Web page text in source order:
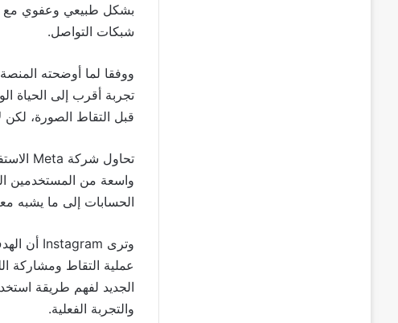
بشكل طبيعي وعفوي مع
شبكات التواصل.
ووفقا لما أوضحته
تجربة أقرب إلى الحياة
قبل التقاط الصورة،
تحاول شركة Meta
واسعة من المستخدمين
الحسابات إلى ما يشبه
وترى Instagram
عملية التقاط ومشاركة
الجديد لفهم طريقة
والتجربة الفعلية.